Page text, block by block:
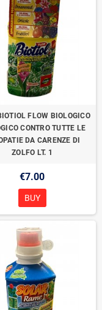
FLOW BIOLOGICO
CONTRO TUTTE LE
DA CARENZE DI
ZOLFO LT. 1
€7.00
BUY